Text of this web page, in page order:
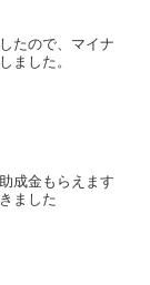
たので、マイナ
ました。
成金もらえます
ました